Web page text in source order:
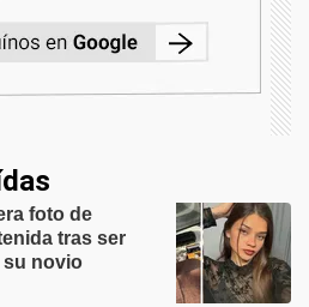
foto de
tras ser
su novio